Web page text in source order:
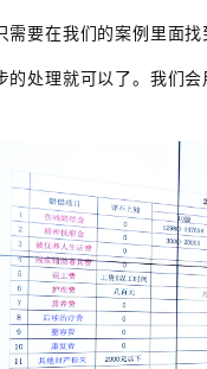
需要在我们的案例里面
处理就可以了。我们